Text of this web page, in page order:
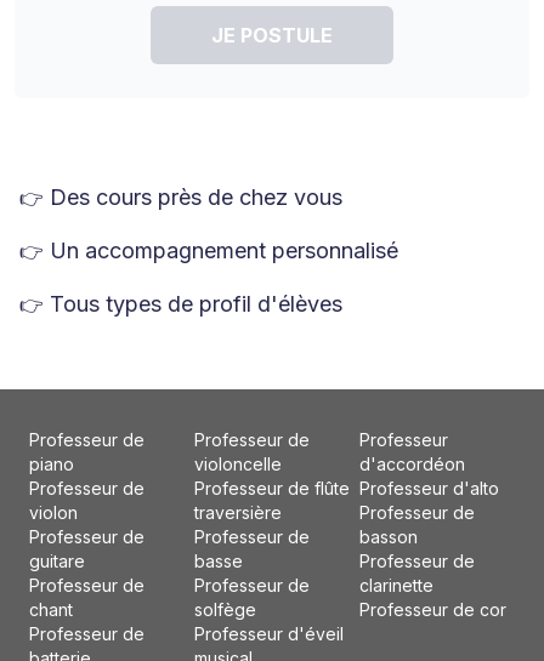
JE POSTULE
👉 Des cours près de chez vous
👉 Un accompagnement personnalisé
👉 Tous types de profil d'élèves
Professeur de
piano
Professeur de
violon
Professeur de
guitare
Professeur de
chant
Professeur de
Professeur de
violoncelle
Professeur de flûte
traversière
Professeur de
basse
Professeur de
solfège
Professeur d'éveil
Professeur
d'accordéon
Professeur d'alto
Professeur de
basson
Professeur de
clarinette
Professeur de cor